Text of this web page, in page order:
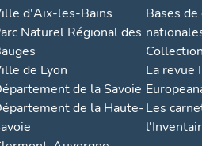
d'Aix-les-Bains
Naturel Régional des
de Lyon
de la Savoie
de la Haute-
Bases
La revue
Les